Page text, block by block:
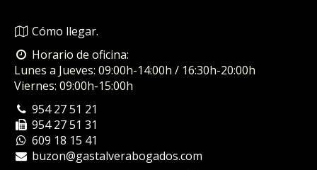
Cómo llegar.
Horario de oficina:
Lunes a Jueves: 09:00h-14:00h / 16:30h-20:00h
Viernes: 09:00h-15:00h
954 27 51 21
954 27 51 31
609 18 15 41
buzon@gastalverabogados.com